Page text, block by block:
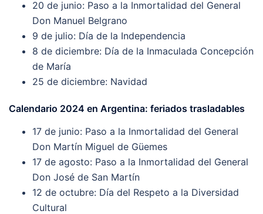
20 de junio: Paso a la Inmortalidad del General
Don Manuel Belgrano
9 de julio: Día de la Independencia
8 de diciembre: Día de la Inmaculada Concepción
de María
25 de diciembre: Navidad
Calendario 2024 en Argentina: feriados trasladables
17 de junio: Paso a la Inmortalidad del General
Don Martín Miguel de Güemes
17 de agosto: Paso a la Inmortalidad del General
Don José de San Martín
12 de octubre: Día del Respeto a la Diversidad
Cultural